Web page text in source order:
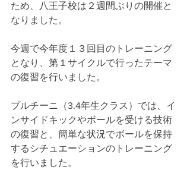
ため、八王子校は２週間ぶりの開催と
なりました。
今週で今年度１３回目のトレーニング
となり、第１サイクルで行ったテーマ
の復習を行いました。
プルチーニ（3.4年生クラス）では、イ
ンサイドキックやボールを受ける技術
の復習と、簡単な状況でボールを保持
するシチュエーションのトレーニング
を行いました。